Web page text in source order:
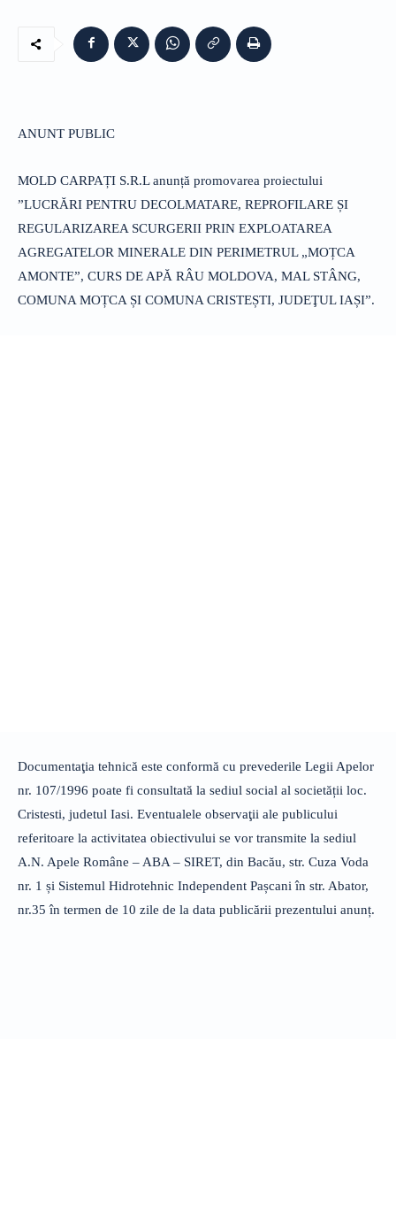
ANUNT PUBLIC
MOLD CARPAȚI S.R.L anunță promovarea proiectului
”LUCRĂRI PENTRU DECOLMATARE, REPROFILARE ȘI
REGULARIZAREA SCURGERII PRIN EXPLOATAREA
AGREGATELOR MINERALE DIN PERIMETRUL „MOȚCA
AMONTE”, CURS DE APĂ RÂU MOLDOVA, MAL STÂNG,
COMUNA MOȚCA ȘI COMUNA CRISTEȘTI, JUDEŢUL IAȘI”.
Documentaţia tehnică este conformă cu prevederile Legii Apelor
nr. 107/1996 poate fi consultată la sediul social al societății loc.
Cristesti, judetul Iasi. Eventualele observaţii ale publicului
referitoare la activitatea obiectivului se vor transmite la sediul
A.N. Apele Române – ABA – SIRET, din Bacău, str. Cuza Voda
nr. 1 și Sistemul Hidrotehnic Independent Pașcani în str. Abator,
nr.35 în termen de 10 zile de la data publicării prezentului anunț.